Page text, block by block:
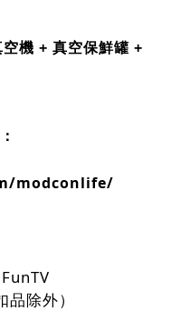
機 + 真空保鮮罐 +
modconlife/
除外）